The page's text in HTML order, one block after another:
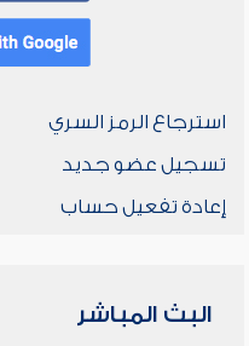
استرجاع الرمز السري
تسجيل عضو جديد
إعادة تفعيل حساب
البث المباشر